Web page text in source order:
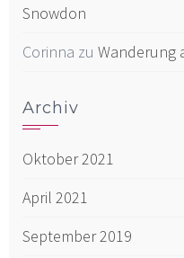
Snowdon
Corinna zu Wanderung
Archiv
Oktober 2021
April 2021
September 2019